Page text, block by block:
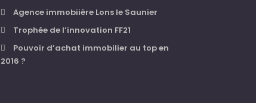
Agence immobiière Lons le Saunier
Trophée de l’innovation FF21
Pouvoir d’achat immobilier au top en
2016 ?